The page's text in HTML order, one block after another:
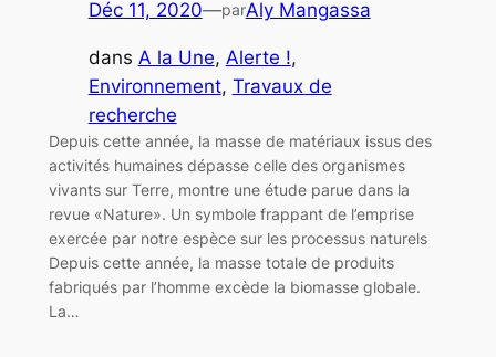
Déc 11, 2020—parAly Mangassa
dans A la Une, Alerte !
Environnement, Travaux de
recherche
Depuis cette année, la masse de matériaux issus des
activités humaines dépasse celle des organismes
vivants sur Terre, montre une étude parue dans la
revue «Nature». Un symbole frappant de l’emprise
exercée par notre espèce sur les processus naturels
Depuis cette année, la masse totale de produits
fabriqués par l’homme excède la biomasse globale.
La…